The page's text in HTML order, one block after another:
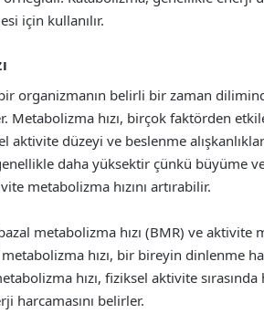
için kullanılır.
organizmanın belirli bir zaman
Metabolizma hızı, birçok faktörden
aktivite düzeyi ve beslenme
daha yüksektir çünkü büyüme
metabolizma hızını artırabilir.
metabolizma hızı (BMR) ve
hızı, bir bireyin dinlenme
hızı, fiziksel aktivite
harcamasını belirler.